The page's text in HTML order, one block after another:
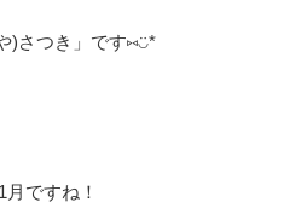
)さつき」です⑅◡̈*
ですね！